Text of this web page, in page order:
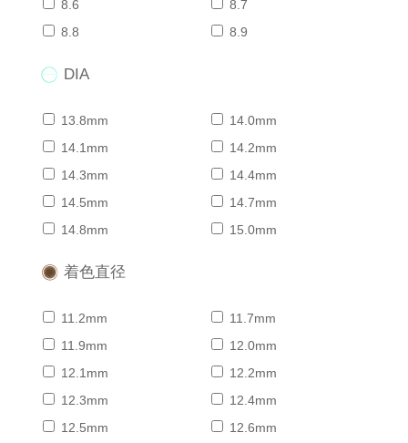
8.6
8.7
8.8
8.9
DIA
13.8mm
14.0mm
14.1mm
14.2mm
14.3mm
14.4mm
14.5mm
14.7mm
14.8mm
15.0mm
着色直径
11.2mm
11.7mm
11.9mm
12.0mm
12.1mm
12.2mm
12.3mm
12.4mm
12.5mm
12.6mm